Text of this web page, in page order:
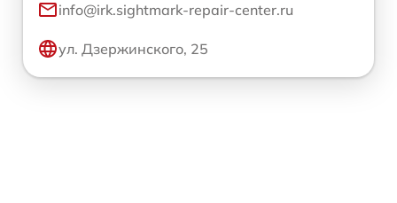
info@irk.sightmark-repair-center.ru
ул. Дзержинского, 25